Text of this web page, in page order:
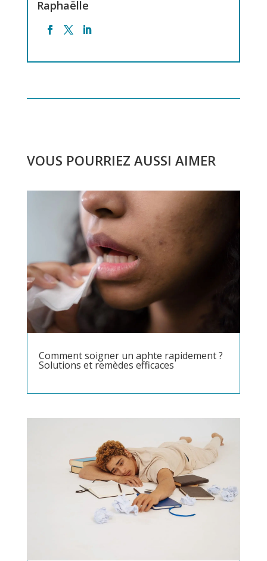
Raphaëlle
VOUS POURRIEZ AUSSI AIMER
Comment soigner un aphte rapidement ?
Solutions et remèdes efficaces